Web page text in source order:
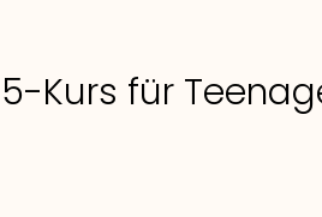
Kurs für